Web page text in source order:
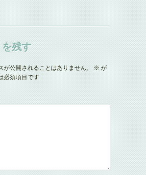
を残す
が公開されることはありません。 ※ が
必須項目です